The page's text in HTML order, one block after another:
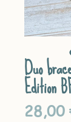
Duo
Edition
28,00